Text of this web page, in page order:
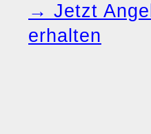
→ Jetzt
erhalten